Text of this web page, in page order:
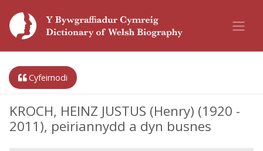
Cyfeirnodi
KROCH, HEINZ JUSTUS (Henry) (1920 -
2011), peiriannydd a dyn busnes